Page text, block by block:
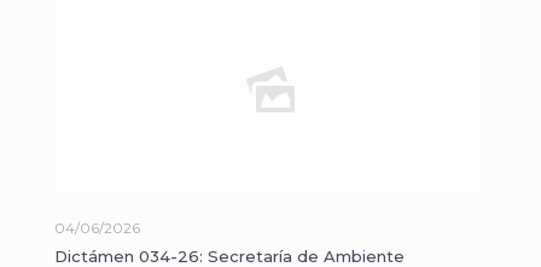
04/06/2026
Dictámen 034-26: Secretaría de Ambiente